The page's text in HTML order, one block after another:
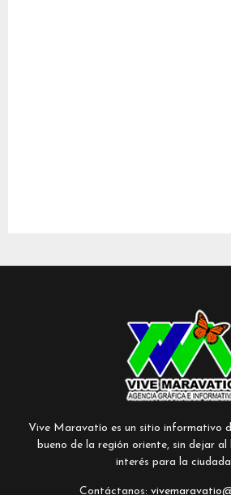
Vive Maravatío es un sitio informativo
bueno de la región oriente, sin dejar
interés para la
Contáctanos: